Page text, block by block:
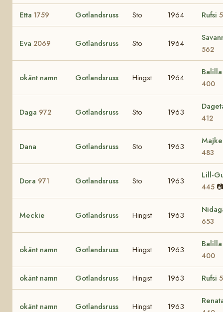
Etta 1759 Gotlandsruss Sto 1964 Rufsi
Eva 2069 Gotlandsruss Sto 1964
562
okänt namn Gotlandsruss Hingst 1964
400
Daga 972 Gotlandsruss Sto 1963
412
Dana Gotlandsruss Sto 1963
483
Dora 971 Gotlandsruss Sto 1963
Lill-
445
Meckie Gotlandsruss Hingst 1963
653
okänt namn Gotlandsruss Hingst 1963
400
okänt namn Gotlandsruss Hingst 1963 Rufsi
okänt namn Gotlandsruss Hingst 1963